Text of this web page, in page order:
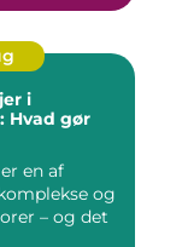
i
Hvad gør
en af
og
– og det